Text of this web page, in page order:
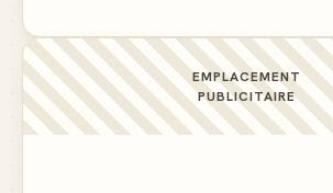
EMPLACEMENT
PUBLICITAIRE